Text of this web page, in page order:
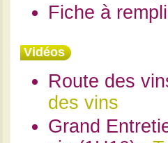
Fiche à
Vidéos
Route des
des vins
Grand